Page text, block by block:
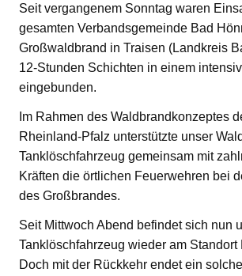
Seit vergangenem Sonntag waren
gesamten Verbandsgemeinde Bad
Großwaldbrand in Traisen (Landkreis
12-Stunden Schichten in einem
eingebunden.
Im Rahmen des Waldbrandkonzeptes
Rheinland-Pfalz unterstützte unser
Tanklöschfahrzeug gemeinsam mit
Kräften die örtlichen Feuerwehren bei
des Großbrandes.
Seit Mittwoch Abend befindet sich nun
Tanklöschfahrzeug wieder am Standort
Doch mit der Rückkehr endet ein